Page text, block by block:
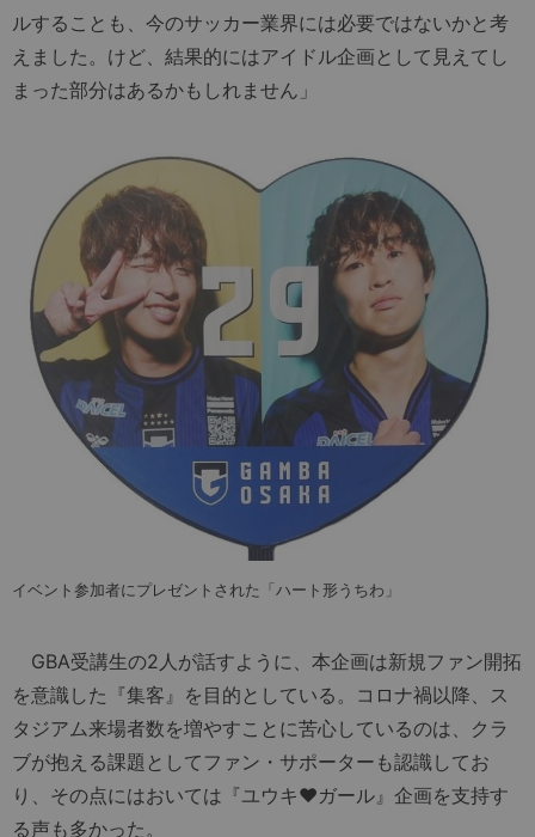
ルすることも、今のサッカー業界には必要ではないかと考
えました。けど、結果的にはアイドル企画として見えてし
まった部分はあるかもしれません」
イベント参加者にプレゼントされた「ハート形うちわ」
GBA受講生の2人が話すように、本企画は新規ファン開拓
を意識した『集客』を目的としている。コロナ禍以降、ス
タジアム来場者数を増やすことに苦心しているのは、クラ
ブが抱える課題としてファン・サポーターも認識してお
り、その点にはおいては『ユウキ♥︎ガール』企画を支持す
る声も多かった。